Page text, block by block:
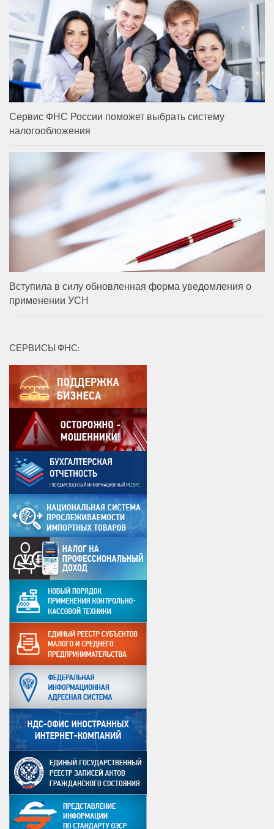
Сервис ФНС России поможет выбрать систему
налогообложения
Вступила в силу обновленная форма уведомления о
применении УСН
СЕРВИСЫ ФНС: